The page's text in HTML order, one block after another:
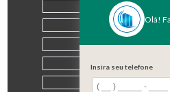
Olá!
Insira seu telefone